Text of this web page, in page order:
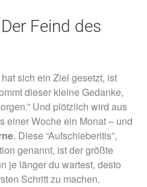
Feind des
sich ein Ziel gesetzt, ist
dieser kleine Gedanke,
Und plötzlich wird aus
einer Woche ein Monat – und
. Diese “Aufschieberitis”,
genannt, ist der größte
je länger du wartest, desto
Schritt zu machen.